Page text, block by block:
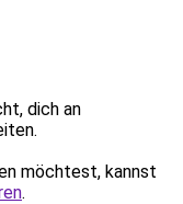
dich an
möchtest, kannst
.